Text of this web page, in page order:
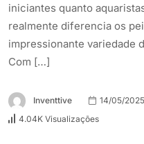
iniciantes quanto
realmente diferencia os
impressionante variedade
Com […]
Inventtive 14/05/2025
4.04K Visualizações